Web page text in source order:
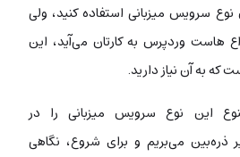
نوع سرویس میزبانی استفاده کنید، ولی
هاست وردپرس به کارتان می‌آید، این
به آن نیاز دارید.
این نوع سرویس میزبانی را در
می‌بریم و برای شروع، نگاهی